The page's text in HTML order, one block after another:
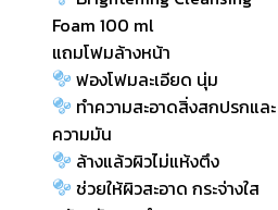
Foam 100 ml
แถมโฟมล้างหน้า
ฟองโฟมละเอียด นุ่ม
ทำความสะอาดสิ่งสกปรกและ
ความมัน
ล้างแล้วผิวไม่แห้งตึง
ช่วยให้ผิวสะอาด กระจ่างใส